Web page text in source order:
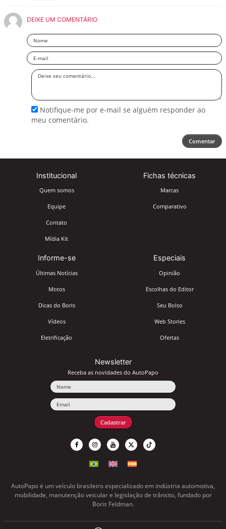
DEIXE UM COMENTÁRIO
Nome
Email
Deixe
Notifique-me por e-mail se alguém responder ao
meu comentário.
Comentar
Institucional
Quem somos
Equipe
Contato
Mídia Kit
Fichas técnicas
Marcas
Comparativo
Informe-se
Últimas Notícias
Motos
Dicas do Boris
Vídeos
Eletrificação
Especiais
Opinião
Escolhas do Editor
Seu Bolso
Web Stories
Ofertas
Newsletter
Receba as novidades do AutoPapo
Cadastrar
AutoPapo é um veículo brasileiro especializado em indústria automotiva,
mobilidade, manutenção veicular e legislação de trânsito, fundado por
Boris Feldman.